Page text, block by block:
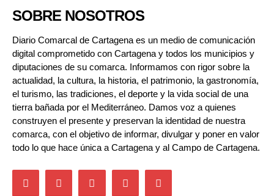
SOBRE NOSOTROS
Diario Comarcal de Cartagena es un medio de comunicación
digital comprometido con Cartagena y todos los municipios y
diputaciones de su comarca. Informamos con rigor sobre la
actualidad, la cultura, la historia, el patrimonio, la gastronomía,
el turismo, las tradiciones, el deporte y la vida social de una
tierra bañada por el Mediterráneo. Damos voz a quienes
construyen el presente y preservan la identidad de nuestra
comarca, con el objetivo de informar, divulgar y poner en valor
todo lo que hace única a Cartagena y al Campo de Cartagena.